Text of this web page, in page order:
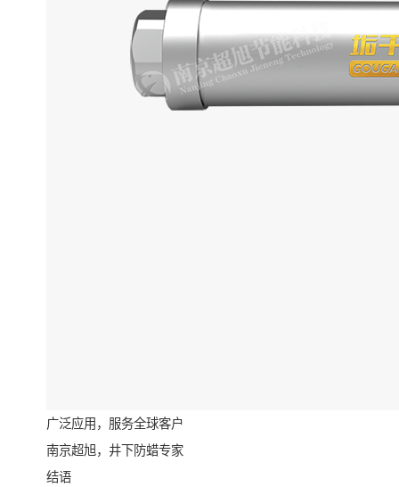
广泛应用，服务全球客户
南京超旭，井下防蜡专家
结语